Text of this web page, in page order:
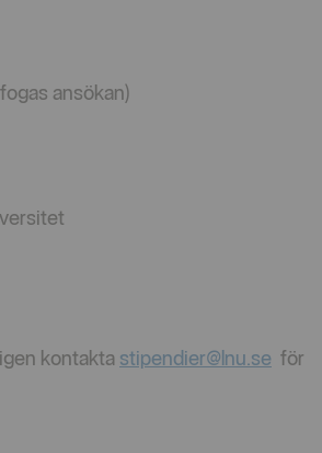
ansökan)
kontakta stipendier@lnu.se för